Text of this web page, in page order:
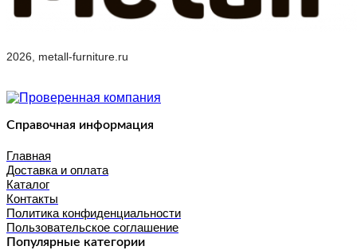
2026, metall-furniture.ru
Справочная информация
Главная
Доставка и оплата
Каталог
Контакты
Политика конфиденциальности
Пользовательское соглашение
Популярные категории